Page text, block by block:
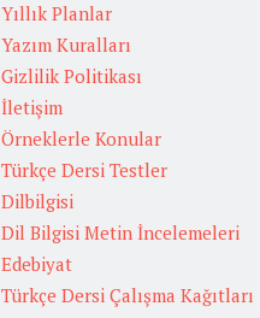
Yıllık Planlar
Yazım Kuralları
Gizlilik Politikası
İletişim
Örneklerle Konular
Türkçe Dersi Testler
Dilbilgisi
Dil Bilgisi Metin İncelemeleri
Edebiyat
Türkçe Dersi Çalışma Kağıtları